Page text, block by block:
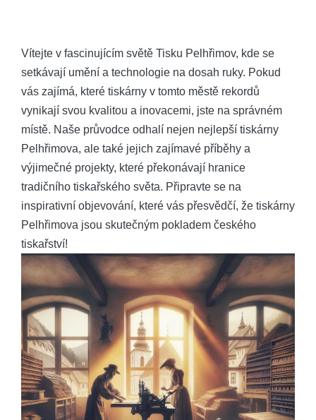
Vítejte v fascinujícím světě Tisku‌ Pelhřimov, kde se⁣
setkávají ⁤umění a technologie na dosah ruky. ⁣Pokud
vás zajímá, které tiskárny v tomto městě rekordů
vynikají ⁢svou kvalitou a inovacemi,‍ jste na správném
místě.​ Naše průvodce odhalí nejen nejlepší tiskárny
Pelhřimova, ale také jejich ⁤zajímavé příběhy a
výjimečné projekty,⁤ které překonávají hranice⁣
tradičního tiskařského světa. Připravte se na
inspirativní​ objevování, které vás přesvědčí, že‌ tiskárny
Pelhřimova jsou skutečným pokladem ⁣českého
tiskařství!